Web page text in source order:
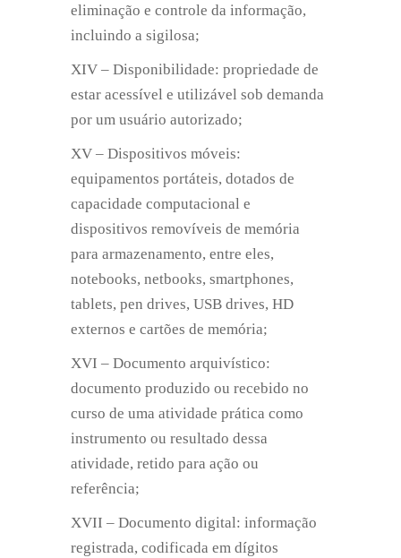
eliminação e controle da informação,
incluindo a sigilosa;
XIV – Disponibilidade: propriedade de
estar acessível e utilizável sob demanda
por um usuário autorizado;
XV – Dispositivos móveis:
equipamentos portáteis, dotados de
capacidade computacional e
dispositivos removíveis de memória
para armazenamento, entre eles,
notebooks, netbooks, smartphones,
tablets, pen drives, USB drives, HD
externos e cartões de memória;
XVI – Documento arquivístico:
documento produzido ou recebido no
curso de uma atividade prática como
instrumento ou resultado dessa
atividade, retido para ação ou
referência;
XVII – Documento digital: informação
registrada, codificada em dígitos